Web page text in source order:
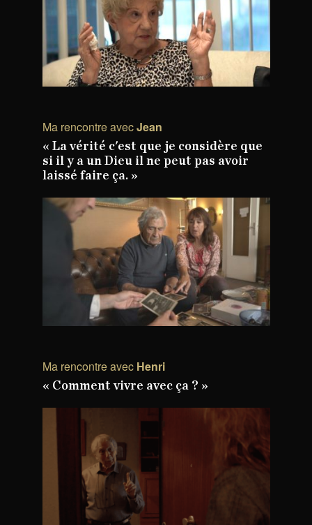
Ma rencontre avecJean
« La vérité c'est que je considère que
si il y a un Dieu il ne peut pas avoir
laissé faire ça. »
Ma rencontre avec Henri
« Comment vivre avec ça ? »